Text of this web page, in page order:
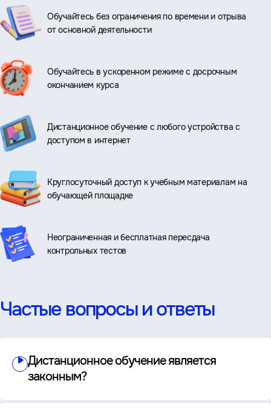
Обучайтесь без ограничения по времени и отрыва
от основной деятельности
Обучайтесь в ускоренном режиме с досрочным
окончанием курса
Дистанционное обучение с любого устройства с
доступом в интернет
Круглосуточный доступ к учебным материалам на
обучающей площадке
Неограниченная и бесплатная пересдача
контрольных тестов
Частые вопросы и ответы
Дистанционное обучение является
законным?